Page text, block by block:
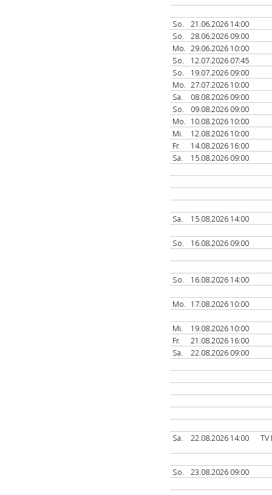
So.
21.06.2026 14:00
So.
28.06.2026 09:00
Mo. 29.06.2026 10:00
So.
12.07.2026 07:45
So.
19.07.2026 09:00
Mo. 27.07.2026 10:00
Sa.
08.08.2026 09:00
So.
09.08.2026 09:00
Mo. 10.08.2026 10:00
Mi.
12.08.2026 10:00
Fr.
14.08.2026 16:00
Sa.
15.08.2026 09:00
Sa. 15.08.2026 14:00
So. 16.08.2026 09:00
So. 16.08.2026 14:00
Mo. 17.08.2026 10:00
Mi.
19.08.2026 10:00
Fr.
21.08.2026 16:00
Sa.
22.08.2026 09:00
Sa. 22.08.2026 14:00
So. 23.08.2026 09:00